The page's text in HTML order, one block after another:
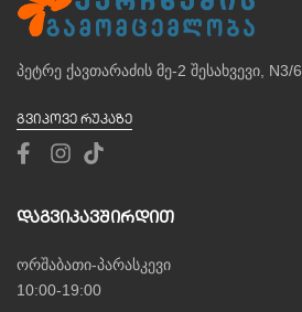
პეტრე ქავთარაძის მე-2 შესახვევი, N3/6
ᲒᲕᲘᲞᲝᲕᲔ ᲠᲣᲙᲐᲖᲔ
Დაგვიკავშირდით
ორშაბათი-პარასკევი
10:00-19:00